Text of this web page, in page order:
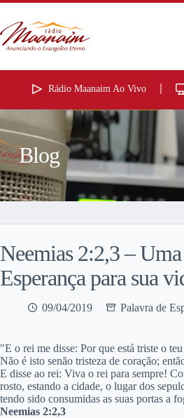
Rádio Maanaim Ao Vivo
Blog
Neemias 2:2,3 –
Esperança para sua
09/04/2019 Palavra de
"E o rei me disse: Por que está triste o
Não é isto senão tristeza de coração;
E disse ao rei: Viva o rei para sempre!
rosto, estando a cidade, o lugar dos
tendo sido consumidas as suas portas a
Neemias 2:2,3